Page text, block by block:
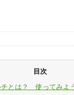
目次
チとは？ 使ってみよ